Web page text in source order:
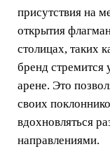
присутствия на
открытия
столицах, таких
бренд стремится
арене. Это
своих
вдохновляться
направлениями.